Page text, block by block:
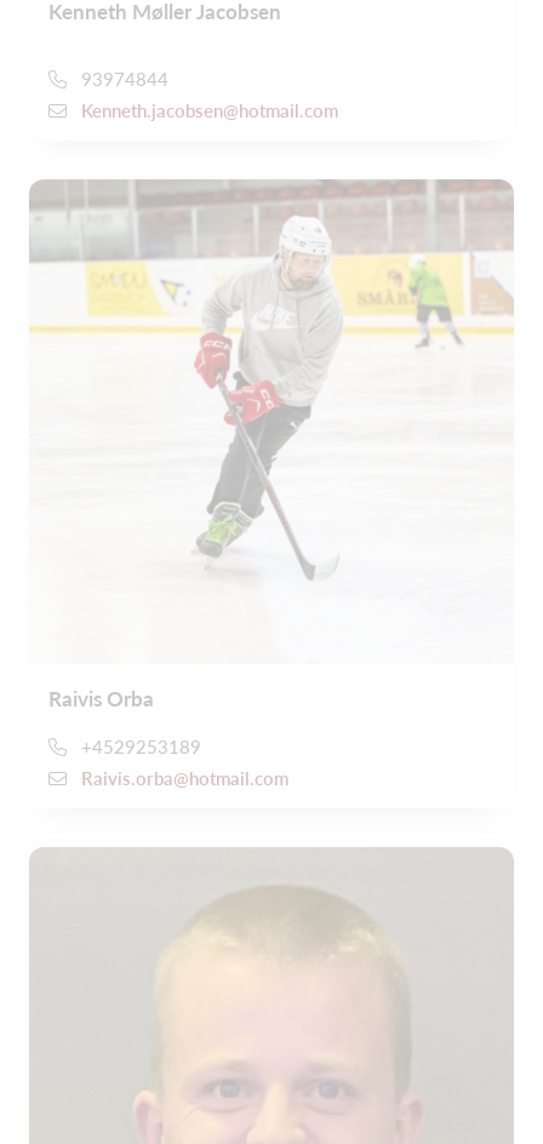
Kenneth Møller Jacobsen
93974844
Kenneth.jacobsen@hotmail.com
Raivis Orba
+4529253189
Raivis.orba@hotmail.com